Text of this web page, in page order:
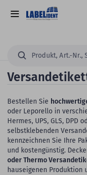
Hauptinhalt
springen
Alle
Suchen...
Bestellen Sie
oder Leporello in
Hermes, UPS, GLS, DPD
selbstklebenden
kennzeichnen Sie Ihre
und kostengünstig.
oder Thermo
hauseigenen Produktion